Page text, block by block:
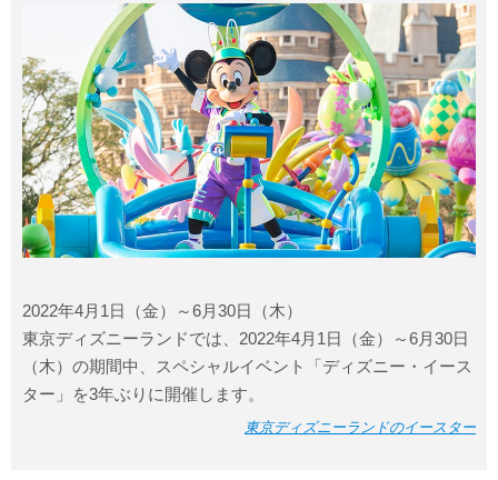
2022年4月1日（金）～6月30日（木）
東京ディズニーランドでは、2022年4月1日（金）～6月30日
（木）の期間中、スペシャルイベント「ディズニー・イース
ター」を3年ぶりに開催します。
東京ディズニーランドのイースター